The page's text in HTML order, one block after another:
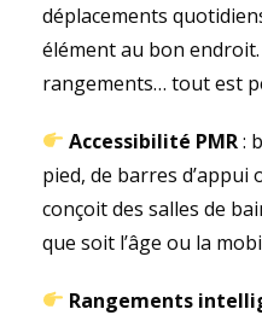
déplacements
élément au bon endroit.
rangements… tout est
Accessibilité PMR:
pied, de barres d’appui
conçoit des salles de
que soit l’âge ou la
Rangements